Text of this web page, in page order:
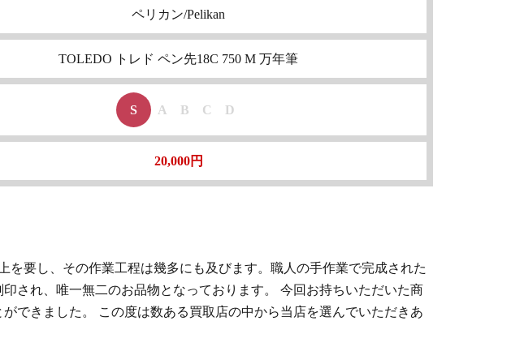
ペリカン/Pelikan
TOLEDO トレド ペン先18C 750 M 万年筆
S A B C D
20,000円
を要し、その作業工程は幾多にも及びます。職人の手作業で完成された
され、唯一無二のお品物となっております。 今回お持ちいただいた商
できました。 この度は数ある買取店の中から当店を選んでいただきあ